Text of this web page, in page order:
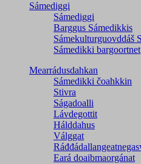
Sámediggi
Sámediggi
Barggus Sámedikkis
Sámekulturguovddáš
Sámedikki bargoortnet
Mearrádusdahkan
Sámedikki čoahkkin
Stivra
Ságadoalli
Lávdegottit
Hálddahus
Válggat
Eará doaibmaorgánat